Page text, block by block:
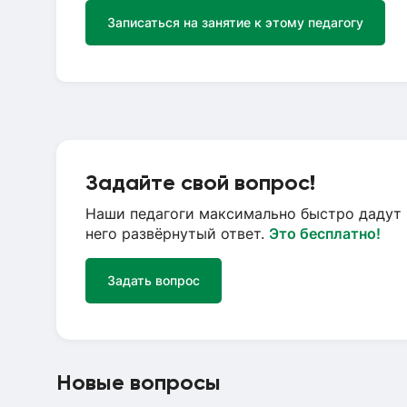
Записаться на занятие к этому педагогу
Задайте свой вопрос!
Наши педагоги максимально быстро дадут
него развёрнутый ответ. Это бесплатно!
Задать вопрос
Новые вопросы